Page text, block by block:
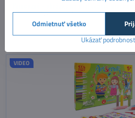
veselé obrázky na maľovanie pieskom
Dostupnosť:Skladom
VIDEO
Ukázať
Odmietnuť všetko